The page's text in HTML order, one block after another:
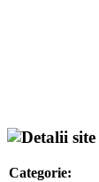
Categorie: